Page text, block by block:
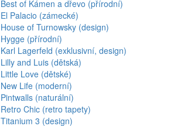
Best of Kámen a dřevo (přírodní)
El Palacio (zámecké)
House of Turnowsky (design)
Hygge (přírodní)
Karl Lagerfeld (exklusivní, design)
Lilly and Luis (dětská)
Little Love (dětské)
New Life (moderní)
Pintwalls (naturální)
Retro Chic (retro tapety)
Titanium 3 (design)